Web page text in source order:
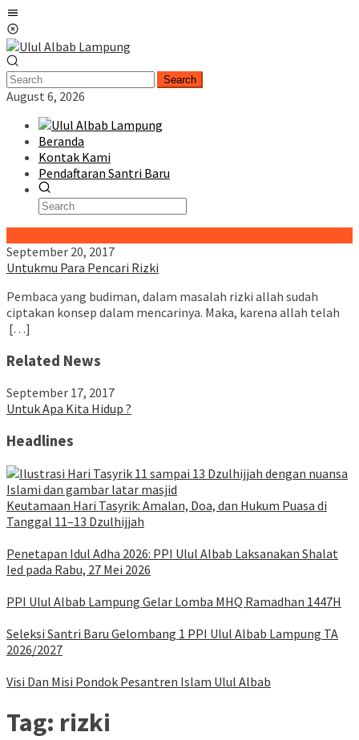
Skip
to
content
Search
August 6, 2026
Beranda
Kontak Kami
Pendaftaran Santri Baru
September 20, 2017
Untukmu Para Pencari Rizki
Pembaca yang budiman, dalam masalah rizki allah sudah
ciptakan konsep dalam mencarinya. Maka, karena allah telah
[…]
Related News
September 17, 2017
Untuk Apa Kita Hidup ?
Headlines
Keutamaan Hari Tasyrik: Amalan, Doa, dan Hukum Puasa di
Tanggal 11–13 Dzulhijjah
Penetapan Idul Adha 2026: PPI Ulul Albab Laksanakan Shalat
Ied pada Rabu, 27 Mei 2026
PPI Ulul Albab Lampung Gelar Lomba MHQ Ramadhan 1447H
Seleksi Santri Baru Gelombang 1 PPI Ulul Albab Lampung TA
2026/2027
Visi Dan Misi Pondok Pesantren Islam Ulul Albab
Tag: rizki